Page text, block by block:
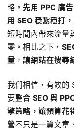
略。 先用 PPC 廣
用 SEO 穩紮穩打
短時間內帶來流量
零。相比之下，
量，讓網站在搜尋
我們相信，有效的
要整合 SEO 與
擎策略，讓預算花
營不只是一篇文章